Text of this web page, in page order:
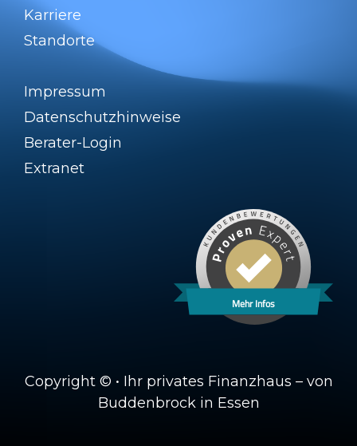
Karriere
Standorte
Impressum
Datenschutzhinweise
Berater-Login
Extranet
Mehr Infos
Copyright © • Ihr privates Finanzhaus – von
Buddenbrock in Essen